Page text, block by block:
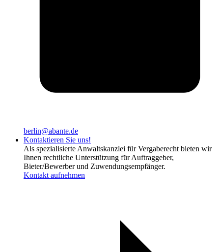
berlin@abante.de
Kontaktieren Sie uns!
Als spezialisierte Anwaltskanzlei für Vergaberecht bieten wir
Ihnen rechtliche Unterstützung für Auftraggeber,
Bieter/Bewerber und Zuwendungsempfänger.
Kontakt aufnehmen